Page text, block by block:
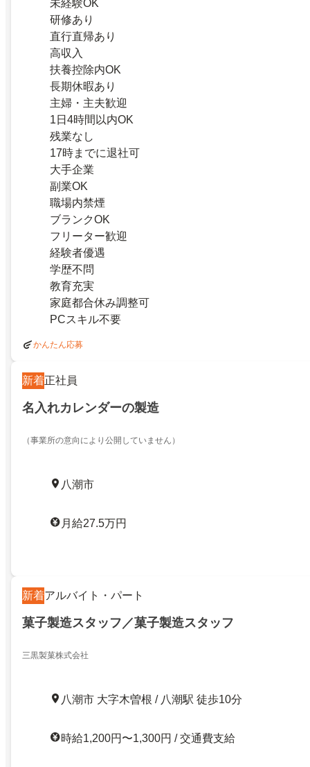
未経験OK
研修あり
直行直帰あり
高収入
扶養控除内OK
長期休暇あり
主婦・主夫歓迎
1日4時間以内OK
残業なし
17時までに退社可
大手企業
副業OK
職場内禁煙
ブランクOK
フリーター歓迎
経験者優遇
学歴不問
教育充実
家庭都合休み調整可
PCスキル不要
かんたん応募
新着正社員
名入れカレンダーの製造
（事業所の意向により公開していません）
八潮市
月給27.5万円
新着アルバイト・パート
菓子製造スタッフ／菓子製造スタッフ
三黒製菓株式会社
八潮市 大字木曽根 / 八潮駅 徒歩10分
時給1,200円〜1,300円 / 交通費支給